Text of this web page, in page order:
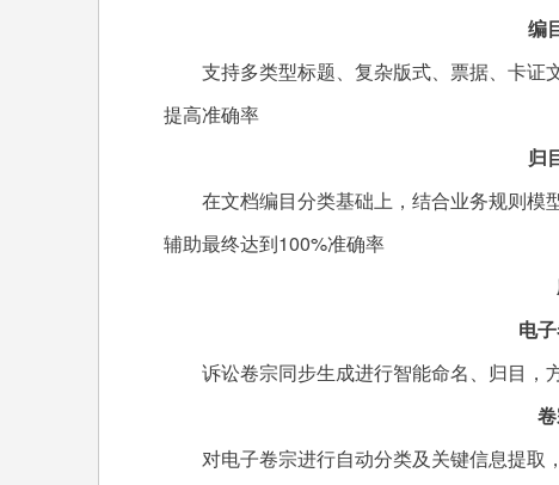
编目
支持多类型标题、复杂版式、票据、卡证
提高准确率
归目
在文档编目分类基础上，结合业务规则模
辅助最终达到100%准确率
电子
诉讼卷宗同步生成进行智能命名、归目，
卷
对电子卷宗进行自动分类及关键信息提取